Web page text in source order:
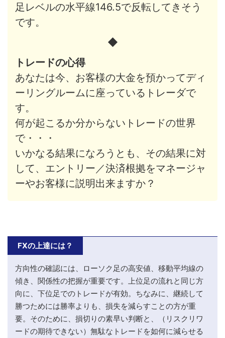
足レベルの水平線146.5で反転してきそう
です。
◆
トレードの心得
あなたは今、お客様の大金を預かってディ
ーリングルームに座っているトレーダで
す。
何が起こるか分からないトレードの世界
で・・・
いかなる結果になろうとも、その結果に対
して、エントリー／決済根拠をマネージャ
ーやお客様に説明出来ますか？
FXの上達には？
方向性の確認には、ローソク足の高安値、移動平均線の
傾き、関係性の把握が重要です。上位足の流れと同じ方
向に、下位足でのトレードが有効。ちなみに、継続して
勝つためには勝率よりも、損失を減らすことの方が重
要。そのために、損切りの素早い判断と、（リスクリワ
ードの期待できない）無駄なトレードを如何に減らせる